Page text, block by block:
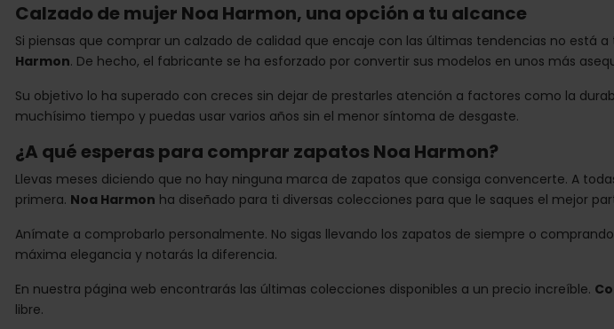
Calzado de mujer Noa Harmon, una opción a tu alcance
Si piensas que comprar un calzado de calidad que encaje con las últimas tendencias no está
Harmon. De hecho, el fabricante se ha esforzado por convertir sus modelos en unos más
Su objetivo lo ha superado con creces sin dejar de prestarles atención a factores como la
muchísimo tiempo y puedas usar varios años sin el menor síntoma de desgaste.
¿A qué esperas para comprar zapatos Noa Harmon?
Llevas meses diciendo que no hay ninguna marca de zapatos que consiga convencerte. A
primera. Noa Harmon ha diseñado para ti diversas colecciones para que le saques el mejor
Anímate a comprobarlo personalmente. No sigas llevando los zapatos de siempre o
máxima elegancia y notarás la diferencia.
En nuestra página web encontrarás las últimas colecciones disponibles a un precio increíble.
libre.